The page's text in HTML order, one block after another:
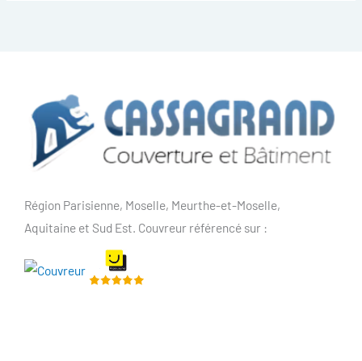
Région Parisienne, Moselle, Meurthe-et-Moselle,
Aquitaine et Sud Est. Couvreur référencé sur :